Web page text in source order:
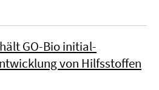
GO-Bio initial-
von Hilfsstoffen